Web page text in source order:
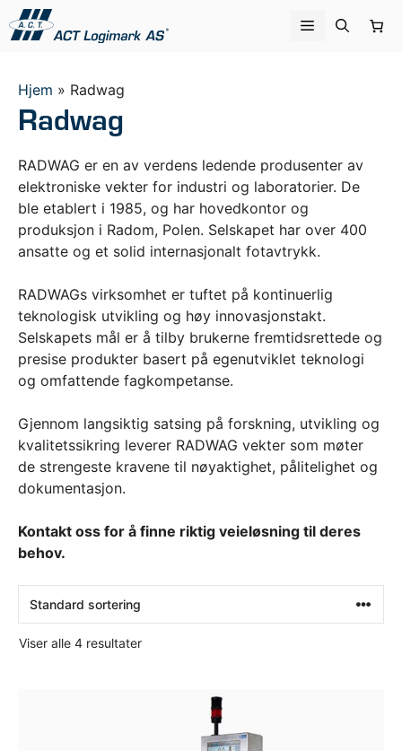
Hopp
til
Meny
Hjem » Radwag
Radwag
RADWAG er en av verdens ledende produsenter av
elektroniske vekter for industri og laboratorier. De
ble etablert i 1985, og har hovedkontor og
produksjon i Radom, Polen. Selskapet har over 400
ansatte og et solid internasjonalt fotavtrykk.
RADWAGs virksomhet er tuftet på kontinuerlig
teknologisk utvikling og høy innovasjonstakt.
Selskapets mål er å tilby brukerne fremtidsrettede og
presise produkter basert på egenutviklet teknologi
og omfattende fagkompetanse.
Gjennom langsiktig satsing på forskning, utvikling og
kvalitetssikring leverer RADWAG vekter som møter
de strengeste kravene til nøyaktighet, pålitelighet og
dokumentasjon.
Kontakt oss for å finne riktig veieløsning til deres
behov.
Viser alle 4 resultater